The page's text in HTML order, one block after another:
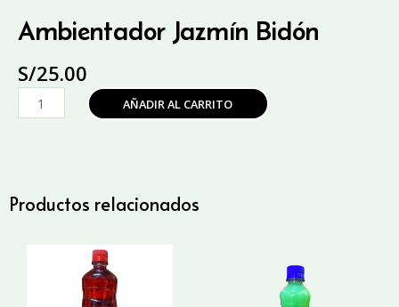
Ambientador Jazmín Bidón
S/25.00
Ambientador
Jazmín
AÑADIR AL CARRITO
Productos relacionados